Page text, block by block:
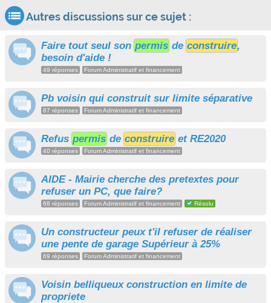
Autres discussions sur ce sujet :
Faire tout seul son permis de construire,
besoin d'aide !
49 réponses Forum Administratif et financement
Pb voisin qui construit sur limite séparative
87 réponses Forum Administratif et financement
Refus permis de construire et RE2020
40 réponses Forum Administratif et financement
AIDE - Mairie cherche des pretextes pour
refuser un PC, que faire?
68 réponses Forum Administratif et financement Résolu
Un constructeur peux t'il refuser de réaliser
une pente de garage Supérieur à 25%
69 réponses Forum Administratif et financement
Voisin belliqueux construction en limite de
propriete